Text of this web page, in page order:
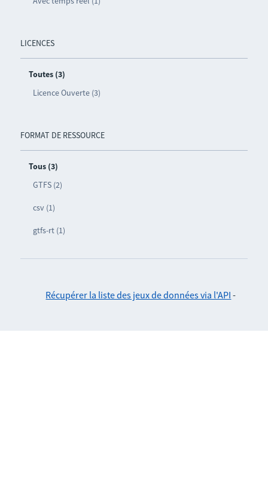
LICENCES
Toutes (3)
Licence Ouverte (3)
FORMAT DE RESSOURCE
Tous (3)
GTFS (2)
csv (1)
gtfs-rt (1)
Récupérer la liste des jeux de données via l'API -